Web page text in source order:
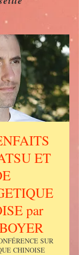
ET
par
SUR
CHINOISE